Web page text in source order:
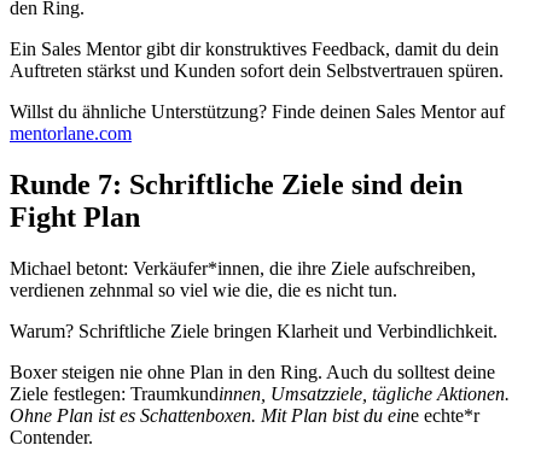
den Ring.
Ein Sales Mentor gibt dir konstruktives Feedback, damit du dein
Auftreten stärkst und Kunden sofort dein Selbstvertrauen spüren.
Willst du ähnliche Unterstützung? Finde deinen Sales Mentor auf
mentorlane.com
Runde 7: Schriftliche Ziele sind dein
Fight Plan
Michael betont: Verkäufer*innen, die ihre Ziele aufschreiben,
verdienen zehnmal so viel wie die, die es nicht tun.
Warum? Schriftliche Ziele bringen Klarheit und Verbindlichkeit.
Boxer steigen nie ohne Plan in den Ring. Auch du solltest deine
Ziele festlegen: Traumkundinnen, Umsatzziele, tägliche Aktionen.
Ohne Plan ist es Schattenboxen. Mit Plan bist du eine echte*r
Contender.